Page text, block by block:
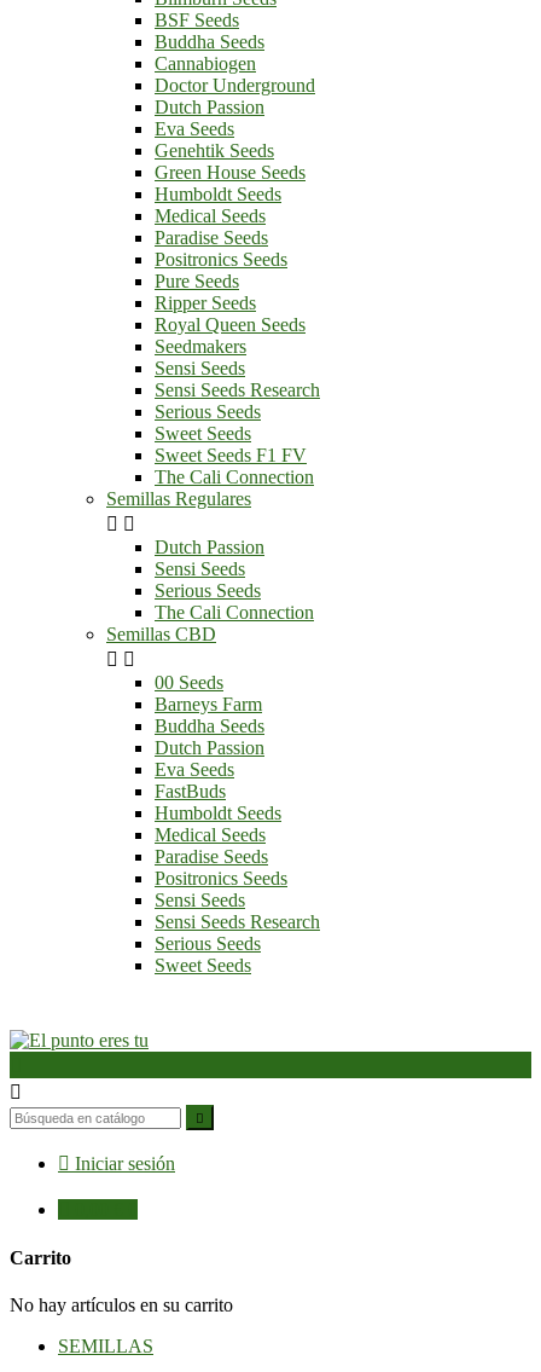
BSF Seeds
Buddha Seeds
Cannabiogen
Doctor Underground
Dutch Passion
Eva Seeds
Genehtik Seeds
Green House Seeds
Humboldt Seeds
Medical Seeds
Paradise Seeds
Positronics Seeds
Pure Seeds
Ripper Seeds
Royal Queen Seeds
Seedmakers
Sensi Seeds
Sensi Seeds Research
Serious Seeds
Sweet Seeds
Sweet Seeds F1 FV
The Cali Connection
Semillas Regulares
 
Dutch Passion
Sensi Seeds
Serious Seeds
The Cali Connection
Semillas CBD
 
00 Seeds
Barneys Farm
Buddha Seeds
Dutch Passion
Eva Seeds
FastBuds
Humboldt Seeds
Medical Seeds
Paradise Seeds
Positronics Seeds
Sensi Seeds
Sensi Seeds Research
Serious Seeds
Sweet Seeds


 Iniciar sesión
Carrito
No hay artículos en su carrito
SEMILLAS